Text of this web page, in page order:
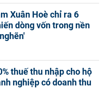
Xuân Hoè chỉ ra 6
dòng vốn trong nền
thuế thu nhập cho hộ
nghiệp có doanh thu